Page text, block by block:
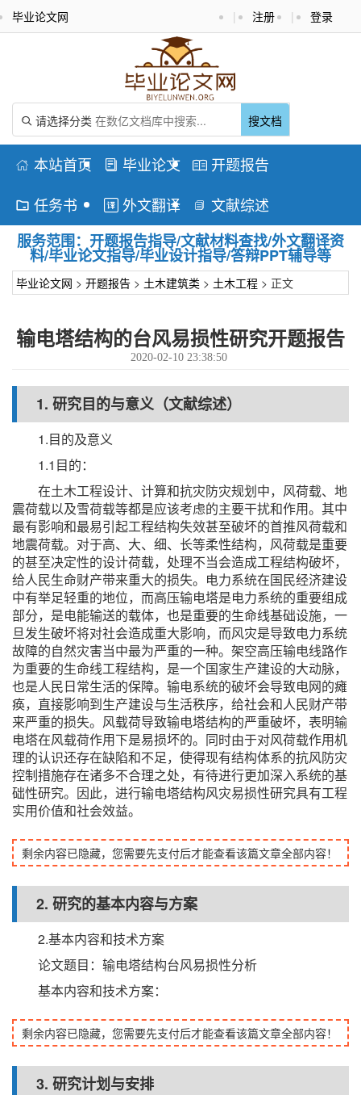
毕业论文网 登录
|
注册
|
 请选择分类 搜文档
 本站首页  毕业论文  开题报告
 任务书  外文翻译  文献综述
服务范围：开题报告指导/文献材料查找/外文翻译资
料/毕业论文指导/毕业设计指导/答辩PPT辅导等
毕业论文网 > 开题报告 > 土木建筑类 > 土木工程 > 正文
输电塔结构的台风易损性研究开题报告
2020-02-10 23:38:50
1. 研究目的与意义（文献综述）
1.目的及意义
1.1目的：
在土木工程设计、计算和抗灾防灾规划中，风荷载、地
震荷载以及雪荷载等都是应该考虑的主要干扰和作用。其中
最有影响和最易引起工程结构失效甚至破坏的首推风荷载和
地震荷载。对于高、大、细、长等柔性结构，风荷载是重要
的甚至决定性的设计荷载，处理不当会造成工程结构破坏，
给人民生命财产带来重大的损失。电力系统在国民经济建设
中有举足轻重的地位，而高压输电塔是电力系统的重要组成
部分，是电能输送的载体，也是重要的生命线基础设施，一
旦发生破坏将对社会造成重大影响，而风灾是导致电力系统
故障的自然灾害当中最为严重的一种。架空高压输电线路作
为重要的生命线工程结构，是一个国家生产建设的大动脉，
也是人民日常生活的保障。输电系统的破坏会导致电网的瘫
痪，直接影响到生产建设与生活秩序，给社会和人民财产带
来严重的损失。风载荷导致输电塔结构的严重破坏，表明输
电塔在风载荷作用下是易损坏的。同时由于对风荷载作用机
理的认识还存在缺陷和不足，使得现有结构体系的抗风防灾
控制措施存在诸多不合理之处，有待进行更加深入系统的基
础性研究。因此，进行输电塔结构风灾易损性研究具有工程
实用价值和社会效益。
剩余内容已隐藏，您需要先支付后才能查看该篇文章全部内容！
2. 研究的基本内容与方案
2.基本内容和技术方案
论文题目：输电塔结构台风易损性分析
基本内容和技术方案：
剩余内容已隐藏，您需要先支付后才能查看该篇文章全部内容！
3. 研究计划与安排